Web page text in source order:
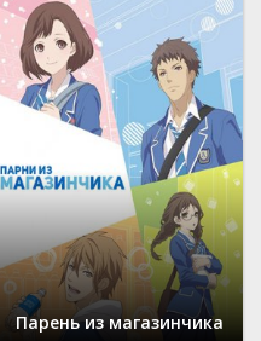
Парень из магазинчика